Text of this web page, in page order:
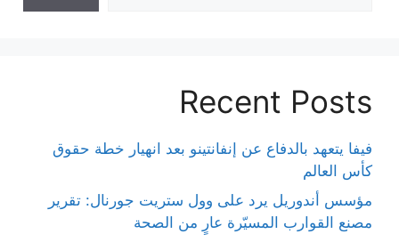
Recent Posts
فيفا يتعهد بالدفاع عن إنفانتينو بعد انهيار خطة حقوق
كأس العالم
مؤسس أندوريل يرد على وول ستريت جورنال: تقرير
مصنع القوارب المسيّرة عارٍ من الصحة